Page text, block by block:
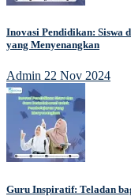
Inovasi Pendidikan: Siswa
yang Menyenangkan
Admin 22 Nov 2024
Guru Inspiratif: Teladan